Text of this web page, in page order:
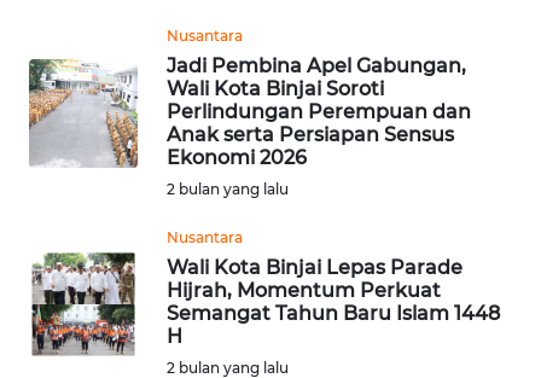
Nusantara
Jadi Pembina Apel Gabungan,
Wali Kota Binjai Soroti
Perlindungan Perempuan dan
Anak serta Persiapan Sensus
Ekonomi 2026
2 bulan yang lalu
Nusantara
Wali Kota Binjai Lepas Parade
Hijrah, Momentum Perkuat
Semangat Tahun Baru Islam 1448
H
2 bulan yang lalu
BENGKULU
LAMPUNG
JATENG
WN
NUSANTARA